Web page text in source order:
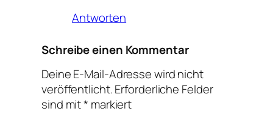
Antworten
Schreibe einen Kommentar
Deine E-Mail-Adresse wird nicht
veröffentlicht.Erforderliche Felder
sind mit* markiert